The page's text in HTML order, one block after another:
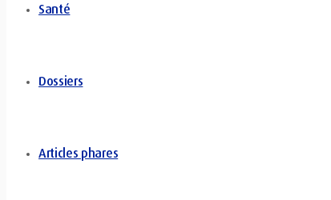
Santé
Dossiers
Articles phares